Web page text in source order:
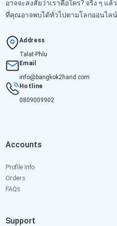
อาจจะสงสัยว่าเราคือใคร? จริง ๆ แ
ที่คุณอาจพบได้ทั่วไปตามโลกออนไลน์
Address
Talat-Phlu
Email
info@bangkok2hand.com
Hotline
0809009902
Accounts
Profile Info
Orders
FAQs
Support